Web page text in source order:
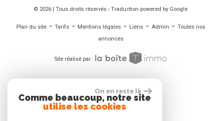
© 2026 | Tous droits réservés - Traduction powered by Google
Plan du site- Tarifs- Mentions légales- Liens- Admin - Toutes nos
annonces
Site réalisé par :
ADHÉRENT
On en reste là
Comme beaucoup, notre site
utilise les cookies